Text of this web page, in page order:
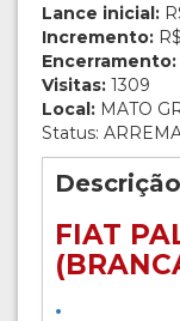
Lance inicial:
Incremento:
Encerramento:
Visitas: 1309
Local: MATO
Status:
FIAT
.